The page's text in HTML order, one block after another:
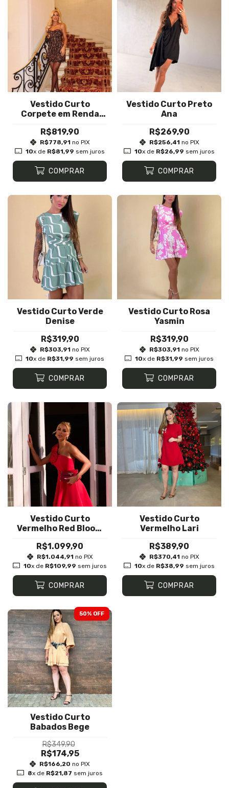
Vestido Curto
Corpete em Renda
R$819,90
R$778,91 no PIX
10x de R$81,99 sem juros
COMPRAR
Vestido Curto Preto
Ana
R$269,90
R$256,41 no PIX
10x de R$26,99 sem juros
COMPRAR
Vestido Curto Verde
Denise
R$319,90
R$303,91 no PIX
10x de R$31,99 sem juros
COMPRAR
Vestido Curto Rosa
Yasmin
R$319,90
R$303,91 no PIX
10x de R$31,99 sem juros
COMPRAR
Vestido Curto
Vermelho Red Bloom
R$1.099,90
R$1.044,91 no PIX
10x de R$109,99 sem juros
COMPRAR
Vestido Curto
Vermelho Lari
R$389,90
R$370,41 no PIX
10x de R$38,99 sem juros
COMPRAR
50% OFF
Vestido Curto
Babados Bege
R$349,90
R$174,95
R$166,20 no PIX
8x de R$21,87 sem juros